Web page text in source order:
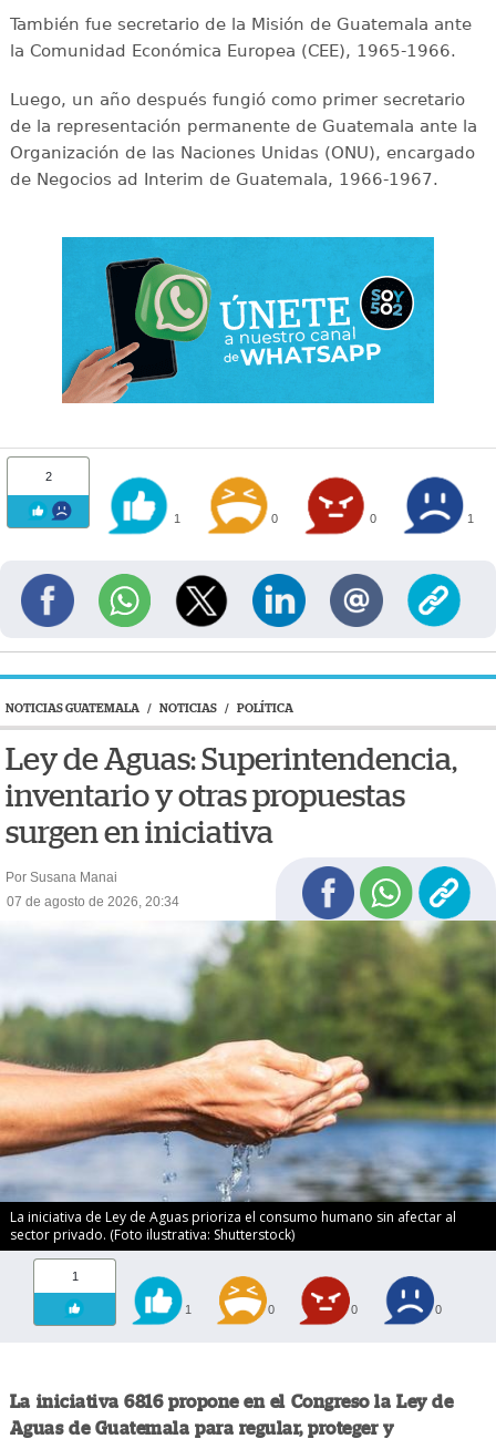
También fue secretario de la Misión de Guatemala ante
la Comunidad Económica Europea (CEE), 1965-1966.
Luego, un año después fungió como primer secretario
de la representación permanente de Guatemala ante la
Organización de las Naciones Unidas (ONU), encargado
de Negocios ad Interim de Guatemala, 1966-1967.
2
1 0 0 1
NOTICIAS GUATEMALA / NOTICIAS / POLÍTICA
Ley de Aguas: Superintendencia,
inventario y otras propuestas
surgen en iniciativa
Por Susana Manai
07 de agosto de 2026, 20:34
La iniciativa de Ley de Aguas prioriza el consumo humano sin afectar al
sector privado. (Foto ilustrativa: Shutterstock)
1
1 0 0 0
La iniciativa 6816 propone en el Congreso la Ley de
Aguas de Guatemala para regular, proteger y